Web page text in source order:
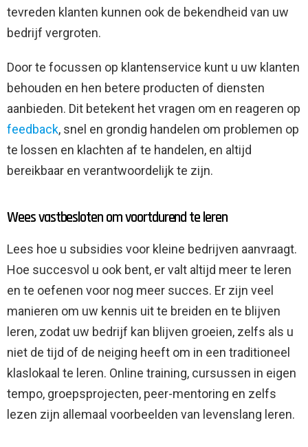
tevreden klanten kunnen ook de bekendheid van uw
bedrijf vergroten.
Door te focussen op klantenservice kunt u uw klanten
behouden en hen betere producten of diensten
aanbieden. Dit betekent het vragen om en reageren op
feedback, snel en grondig handelen om problemen op
te lossen en klachten af ​​te handelen, en altijd
bereikbaar en verantwoordelijk te zijn.
Wees vastbesloten om voortdurend te leren
Lees hoe u subsidies voor kleine bedrijven aanvraagt.
Hoe succesvol u ook bent, er valt altijd meer te leren
en te oefenen voor nog meer succes. Er zijn veel
manieren om uw kennis uit te breiden en te blijven
leren, zodat uw bedrijf kan blijven groeien, zelfs als u
niet de tijd of de neiging heeft om in een traditioneel
klaslokaal te leren. Online training, cursussen in eigen
tempo, groepsprojecten, peer-mentoring en zelfs
lezen zijn allemaal voorbeelden van levenslang leren.